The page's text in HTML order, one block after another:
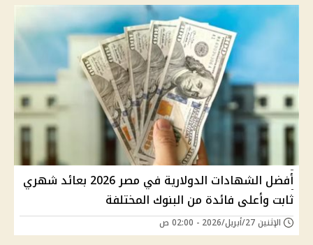
أفضل الشهادات الدولارية في مصر 2026 بعائد شهري
ثابت وأعلى فائدة من البنوك المختلفة
الإثنين 27/أبريل/2026 - 02:00 ص